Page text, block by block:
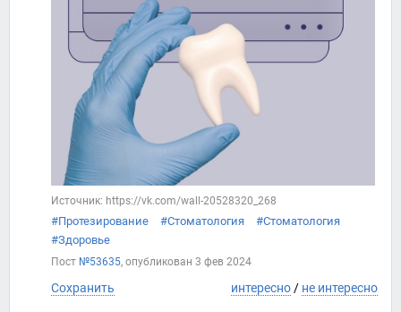
Источник: https://vk.com/wall-20528320_268
#Протезирование #Стоматология
#Стоматология
#Здоровье
Пост №53635, опубликован 3 фев 2024
Сохранить интересно / не интересно